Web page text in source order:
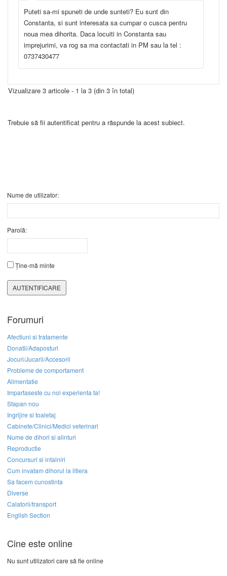
Puteti sa-mi spuneti de unde sunteti? Eu sunt din
Constanta, si sunt interesata sa cumpar o cusca pentru
noua mea dihorita. Daca locuiti in Constanta sau
imprejurimi, va rog sa ma contactati in PM sau la tel :
0737430477
Vizualizare 3 articole - 1 la 3 (din 3 în total)
Trebuie să fii autentificat pentru a răspunde la acest subiect.
Nume de utilizator:
Parolă:
Ține-mă minte
AUTENTIFICARE
Forumuri
Afectiuni si tratamente
Donatii/Adaposturi
Jocuri/Jucarii/Accesorii
Probleme de comportament
Alimentatie
Impartaseste cu noi experienta ta!
Stapan nou
Ingrijire si toaletaj
Cabinete/Clinici/Medici veterinari
Nume de dihori si alinturi
Reproductie
Concursuri si intalniri
Cum invatam dihorul la litiera
Sa facem cunostinta
Diverse
Calatorii/transport
English Section
Cine este online
Nu sunt utilizatori care să fie online